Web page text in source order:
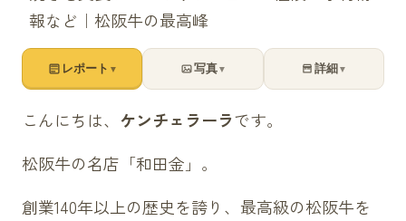
レポート ▼ 写真▼ 詳細 ▼
こんにちは、 ケンチェラーラです。
松阪牛の名店「和田金」。
創業140年以上の歴史を誇り、最高級の松阪牛を